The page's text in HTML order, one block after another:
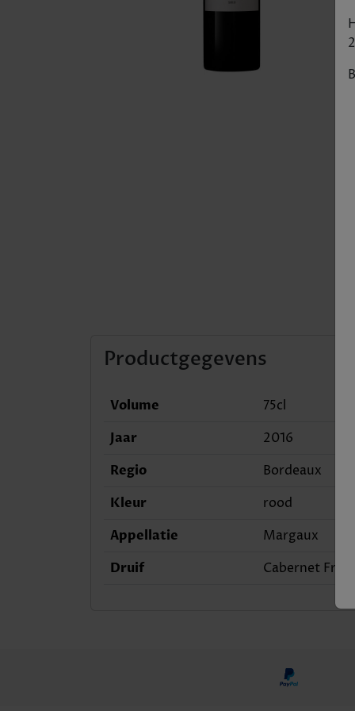
Productgegevens
Volume
75cl
Jaar
2016
Regio
Bordeaux
Kleur
rood
Appellatie
Margaux
Druif
Cabernet